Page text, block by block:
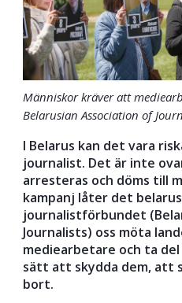
Människor kräver att
Belarusian Association of
I Belarus kan det vara
journalist. Det är inte
arresteras och döms till
kampanj låter det
journalistförbundet
Journalists) oss möta
mediearbetare och ta
sätt att skydda dem, att
bort.